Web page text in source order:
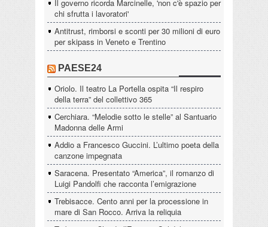
Il governo ricorda Marcinelle, 'non c'è spazio per
chi sfrutta i lavoratori'
Antitrust, rimborsi e sconti per 30 milioni di euro
per skipass in Veneto e Trentino
PAESE24
Oriolo. Il teatro La Portella ospita “Il respiro
della terra” del collettivo 365
Cerchiara. “Melodie sotto le stelle” al Santuario
Madonna delle Armi
Addio a Francesco Guccini. L’ultimo poeta della
canzone impegnata
Saracena. Presentato “America”, il romanzo di
Luigi Pandolfi che racconta l’emigrazione
Trebisacce. Cento anni per la processione in
mare di San Rocco. Arriva la reliquia